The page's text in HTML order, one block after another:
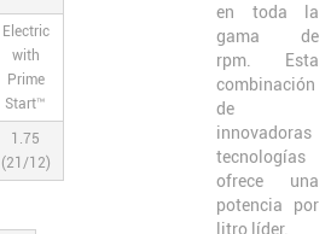
Electric
with
Prime
Start™
1.75
(21/12)
en toda la
gama de
rpm. Esta
combinación
de
innovadoras
tecnologías
ofrece una
potencia por
litro líder.